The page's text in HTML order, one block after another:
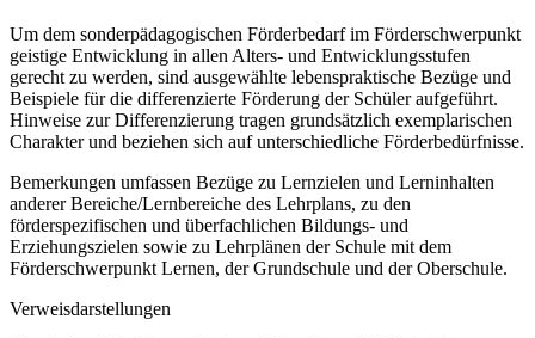
Um dem sonderpädagogischen Förderbedarf im Förderschwerpunkt
geistige Entwicklung in allen Alters- und Entwicklungsstufen
gerecht zu werden, sind ausgewählte lebenspraktische Bezüge und
Beispiele für die differenzierte Förderung der Schüler aufgeführt.
Hinweise zur Differenzierung tragen grundsätzlich exemplarischen
Charakter und beziehen sich auf unterschiedliche Förderbedürfnisse.
Bemerkungen umfassen Bezüge zu Lernzielen und Lerninhalten
anderer Bereiche/Lernbereiche des Lehrplans, zu den
förderspezifischen und überfachlichen Bildungs- und
Erziehungszielen sowie zu Lehrplänen der Schule mit dem
Förderschwerpunkt Lernen, der Grundschule und der Oberschule.
Verweisdarstellungen